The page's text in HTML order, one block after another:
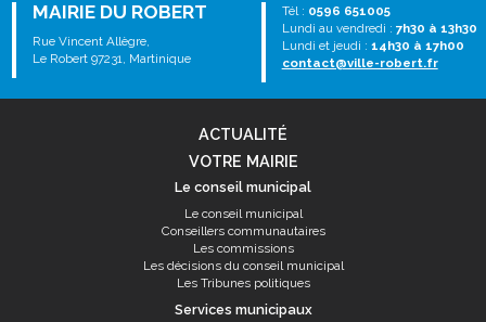
MAIRIE DU ROBERT
Rue Vincent Allègre,
Le Robert 97231, Martinique
Tél : 0596 651005
Lundi au vendredi : 7h30 à 13h30
Lundi et jeudi : 14h30 à 17h00
contact@ville-robert.fr
ACTUALITÉ
VOTRE MAIRIE
Le conseil municipal
Le conseil municipal
Conseillers communautaires
Les commissions
Les décisions du conseil municipal
Les Tribunes politiques
Services municipaux